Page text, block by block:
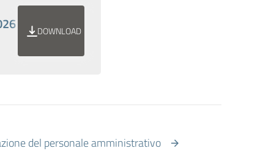
DOWNLOAD
del personale amministrativo